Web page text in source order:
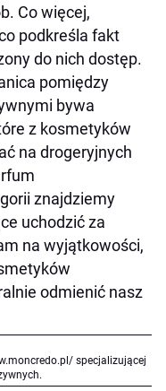
Co więcej,
podkreśla fakt
do nich dostęp.
pomiędzy
bywa
z kosmetyków
na drogeryjnych
znajdziemy
uchodzić za
na wyjątkowości,
odmienić nasz
specjalizującej